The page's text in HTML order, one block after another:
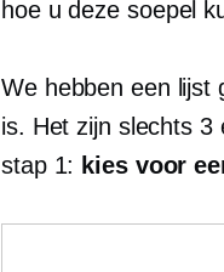
hoe u deze soepel
We hebben een lijst
is. Het zijn slechts 3
stap 1: kies voor